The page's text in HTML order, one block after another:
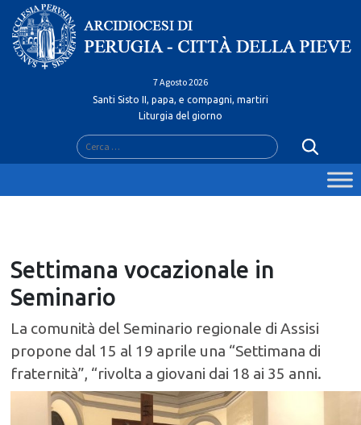
Skip
content
7 Agosto 2026
Santi Sisto II, papa, e compagni, martiri
Liturgia del giorno
Ricerca
per:
Settimana vocazionale in
Seminario
La comunità del Seminario regionale di Assisi
propone dal 15 al 19 aprile una “Settimana di
fraternità”, “rivolta a giovani dai 18 ai 35 anni.